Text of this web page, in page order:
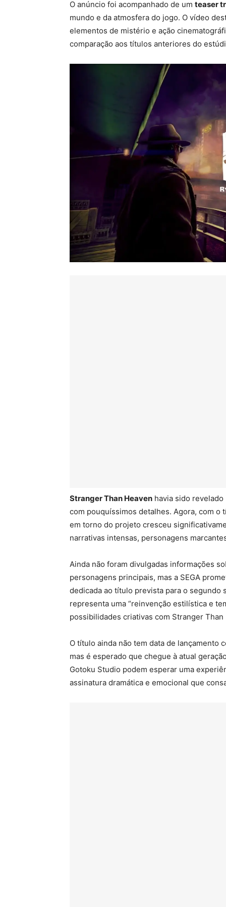
O anúncio foi acompanhado de um teaser
mundo e da atmosfera do jogo. O vídeo
elementos de mistério e ação
comparação aos títulos anteriores do
Stranger Than Heaven havia sido
com pouquíssimos detalhes. Agora, com
em torno do projeto cresceu
narrativas intensas, personagens
Ainda não foram divulgadas informações
personagens principais, mas a SEGA
dedicada ao título prevista para o segundo
representa uma “reinvenção estilística e
possibilidades criativas com Stranger Than
O título ainda não tem data de lançamento
mas é esperado que chegue à atual
Gotoku Studio podem esperar uma
assinatura dramática e emocional que